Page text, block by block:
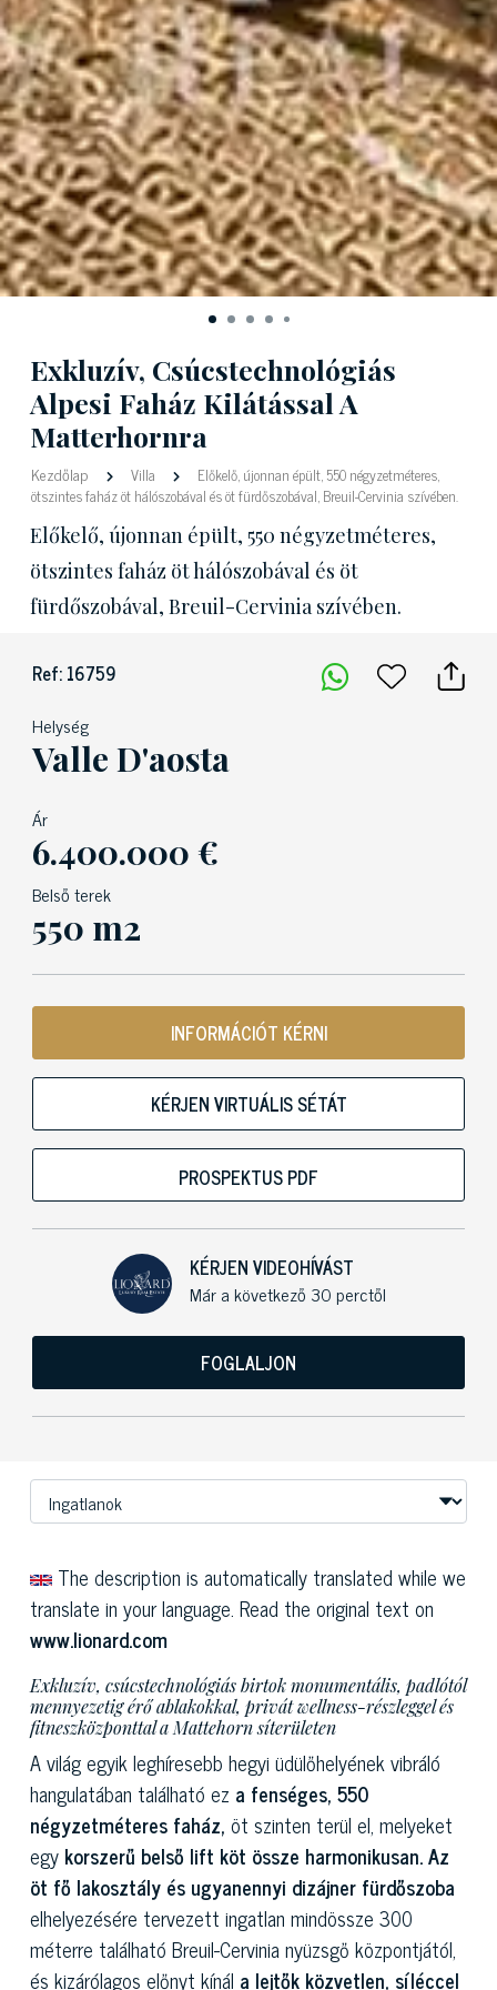
Exkluzív, Csúcstechnológiás
Alpesi Faház Kilátással A
Matterhornra
Kezdőlap Villa
Előkelő, újonnan épült, 550 négyzetméteres,
ötszintes faház öt hálószobával és öt fürdőszobával, Breuil-Cervinia szívében.
Előkelő, újonnan épült, 550 négyzetméteres,
ötszintes faház öt hálószobával és öt
fürdőszobával, Breuil-Cervinia szívében.
Ref: 16759
Helység
Valle D'aosta
Ár
6.400.000 €
Belső terek
550 m2
INFORMÁCIÓT KÉRNI
KÉRJEN VIRTUÁLIS SÉTÁT
PROSPEKTUS PDF
KÉRJEN VIDEOHÍVÁST
Már a következő 30 perctől
FOGLALJON
The description is automatically translated while we
translate in your language. Read the original text on
www.lionard.com
Exkluzív, csúcstechnológiás birtok monumentális, padlótól
mennyezetig érő ablakokkal, privát wellness-részleggel és
fitneszközponttal a Mattehorn síterületen
A világ egyik leghíresebb hegyi üdülőhelyének vibráló
hangulatában található ez a fenséges, 550
négyzetméteres faház, öt szinten terül el, melyeket
egy korszerű belső lift köt össze harmonikusan.Az
öt fő lakosztály és ugyanennyi dizájner fürdőszoba
elhelyezésére tervezett ingatlan mindössze 300
méterre található Breuil-Cervinia nyüzsgő központjától,
és kizárólagos előnyt kínál a lejtők közvetlen, síléccel